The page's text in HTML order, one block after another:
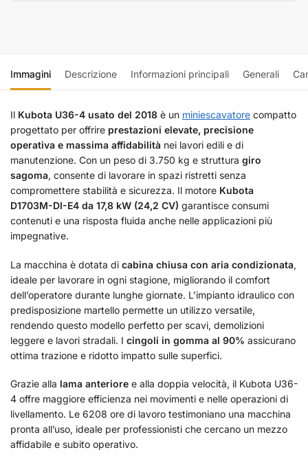
Immagini Descrizione Informazioni principali Generali
Il Kubota U36-4 usato del 2018 è un miniescavatore compatto
progettato per offrire prestazioni elevate, precisione
operativa e massima affidabilità nei lavori edili e di
manutenzione. Con un peso di 3.750 kg e struttura giro
sagoma, consente di lavorare in spazi ristretti senza
compromettere stabilità e sicurezza. Il motore Kubota
D1703M-DI-E4 da 17,8 kW (24,2 CV) garantisce consumi
contenuti e una risposta fluida anche nelle applicazioni più
impegnative.
La macchina è dotata di cabina chiusa con aria condizionata,
ideale per lavorare in ogni stagione, migliorando il comfort
dell’operatore durante lunghe giornate. L’impianto idraulico con
predisposizione martello permette un utilizzo versatile,
rendendo questo modello perfetto per scavi, demolizioni
leggere e lavori stradali. I cingoli in gomma al 90% assicurano
ottima trazione e ridotto impatto sulle superfici.
Grazie alla lama anteriore e alla doppia velocità, il Kubota U36-
4 offre maggiore efficienza nei movimenti e nelle operazioni di
livellamento. Le 6208 ore di lavoro testimoniano una macchina
pronta all’uso, ideale per professionisti che cercano un mezzo
affidabile e subito operativo.